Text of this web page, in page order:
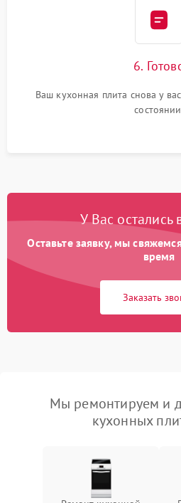
6.
Ваш кухонная плита снова у
У Вас остались
Оставьте заявку, мы
время
Заказать
Мы ремонтируем и
кухонных